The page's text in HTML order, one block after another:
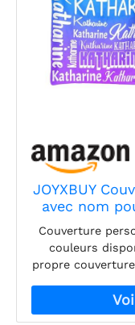
JOYXBUY
avec nom
bébés,
avec
femmes,
Couverture
couleurs
propre
voulez. Trois
tailles